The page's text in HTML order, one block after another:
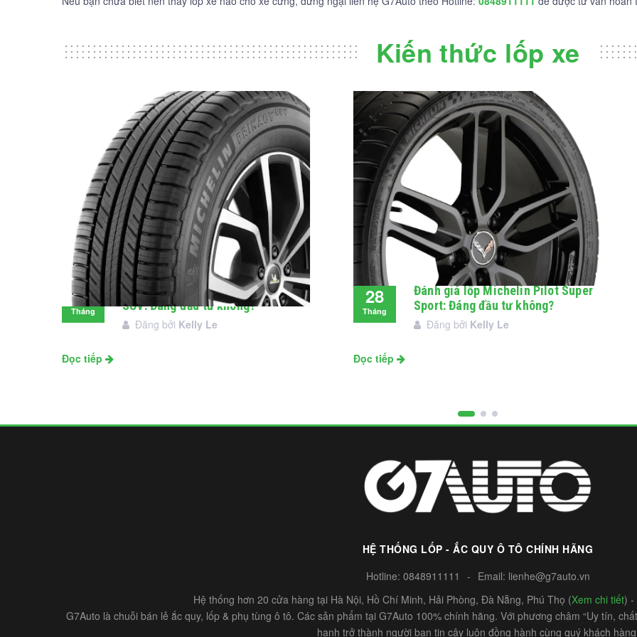
Kiến thức lốp xe
28
Tháng
Đánh giá lốp Michelin Primacy
SUV: Đáng đầu tư không?
Đăng bởi Kelly Le
Đọc tiếp
28
Tháng
Đánh giá lốp Michelin Pilot Super
Sport: Đáng đầu tư không?
Đăng bởi Kelly Le
Đọc tiếp
HỆ THỐNG LỐP - ẮC QUY Ô TÔ CHÍNH HÃNG
Hotline: 0848911111 - Email: lienhe@g7auto.vn
Hệ thống hơn 20 cửa hàng tại Hà Nội, Hồ Chí Minh, Hải Phòng, Đà Nẵng, Phú Thọ (Xem chi tiết) -
G7Auto là chuỗi bán lẻ ắc quy, lốp & phụ tùng ô tô. Các sản phẩm tại G7Auto 100% chính hãng. Với phương châm “Uy tín,
hạnh trở thành người bạn tin cậy luôn đồng hành cùng quý khách